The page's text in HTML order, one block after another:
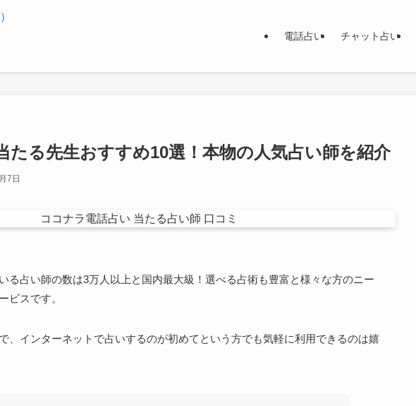
電話占い チャット占い
たる先生おすすめ10選！本物の人気占い師を紹介
7日
る占い師の数は3万人以上と国内最大級！選べる占術も豊富と様々な方のニー
ビスです。
、インターネットで占いするのが初めてという方でも気軽に利用できるのは嬉